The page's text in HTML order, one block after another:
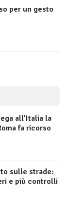
per un gesto
all’Italia la
fa ricorso
sulle strade:
e più controlli